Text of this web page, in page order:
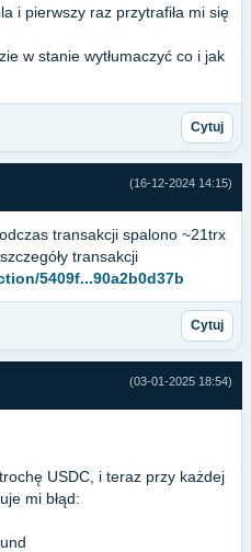
i pierwszy raz przytrafiła mi się
w stanie wytłumaczyć co i jak
Cytuj
(16-12-2024 14:15)
transakcji spalono ~21trx
transakcji
5409f...90a2b0d37b
Cytuj
(03-01-2025 18:54)
USDC, i teraz przy każdej
mi błąd: